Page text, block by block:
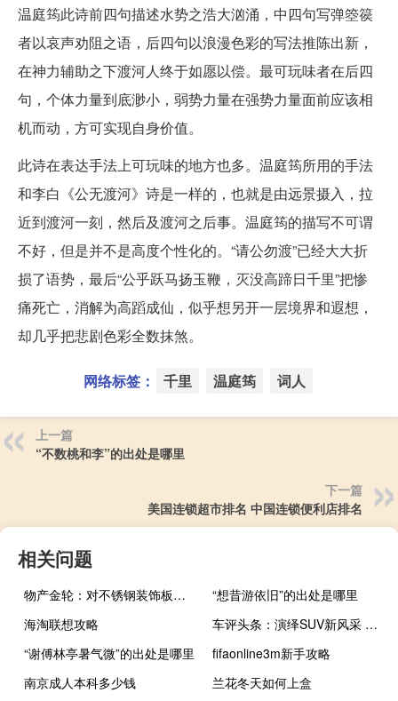
温庭筠此诗前四句描述水势之浩大汹涌，中四句写弹箜篌
者以哀声劝阻之语，后四句以浪漫色彩的写法推陈出新，
在神力辅助之下渡河人终于如愿以偿。最可玩味者在后四
句，个体力量到底渺小，弱势力量在强势力量面前应该相
机而动，方可实现自身价值。
此诗在表达手法上可玩味的地方也多。温庭筠所用的手法
和李白《公无渡河》诗是一样的，也就是由远景摄入，拉
近到渡河一刻，然后及渡河之后事。温庭筠的描写不可谓
不好，但是并不是高度个性化的。“请公勿渡”已经大大折
损了语势，最后“公乎跃马扬玉鞭，灭没高蹄日千里”把惨
痛死亡，消解为高蹈成仙，似乎想另开一层境界和遐想，
却几乎把悲剧色彩全数抹煞。
网络标签： 千里 温庭筠 词人
上一篇
“不数桃和李”的出处是哪里
下一篇
美国连锁超市排名 中国连锁便利店排名
相关问题
物产金轮：对不锈钢装饰板业务在海外设厂的可行性进行调研和论证
“想昔游依旧”的出处是哪里
海淘联想攻略
车评头条：演绎SUV新风采 试驾全新众泰SR7
“谢傅林亭暑气微”的出处是哪里
fifaonline3m新手攻略
南京成人本科多少钱
兰花冬天如何上盒